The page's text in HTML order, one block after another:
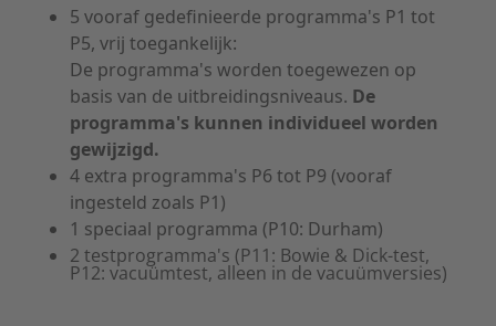
5 vooraf gedefinieerde programma's P1 tot
P5, vrij toegankelijk:
De programma's worden toegewezen op
basis van de uitbreidingsniveaus. De
programma's kunnen individueel worden
gewijzigd.
4 extra programma's P6 tot P9 (vooraf
ingesteld zoals P1)
1 speciaal programma (P10: Durham)
2 testprogramma's (P11: Bowie & Dick-test,
P12: vacuümtest, alleen in de vacuümversies)